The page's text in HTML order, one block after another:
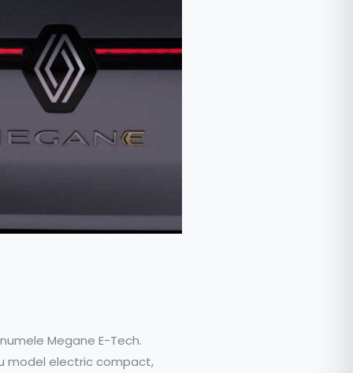
Megane E-Tech.
model electric compact,